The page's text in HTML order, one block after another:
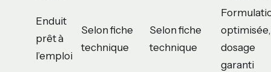
Enduit
prêt à
l’emploi
Selon fiche
technique
Selon fiche
technique
optimisée,
dosage
garanti